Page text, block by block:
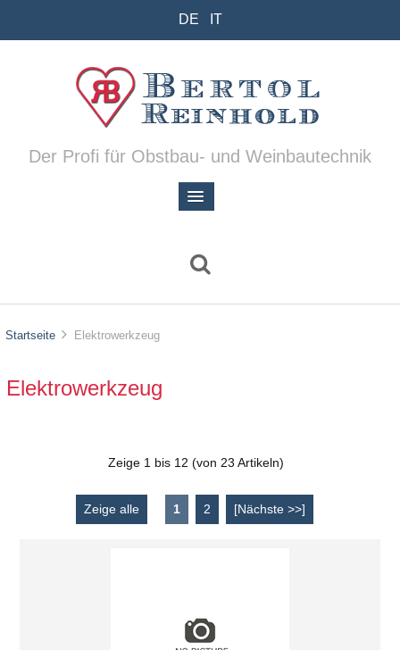
DE IT
Der Profi für Obstbau- und Weinbautechnik
Startseite Elektrowerkzeug
Elektrowerkzeug
Zeige 1 bis 12 (von 23 Artikeln)
Zeige alle 1 2 [Nächste >>]